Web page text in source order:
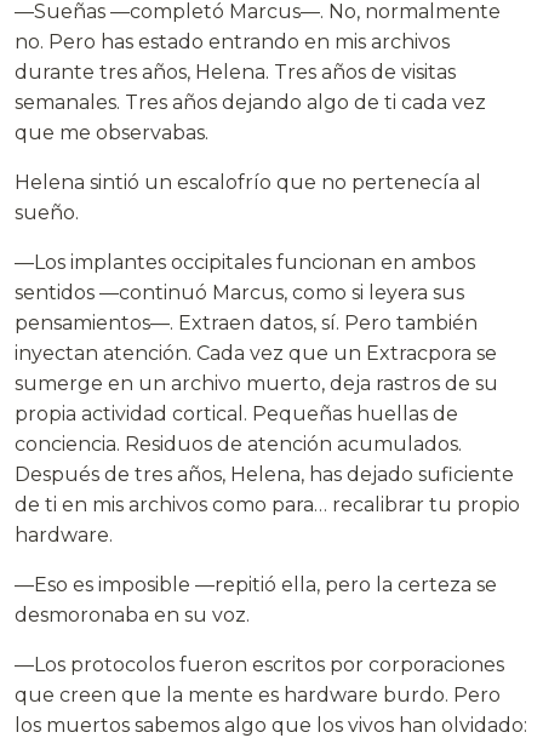
—Sueñas —completó Marcus—. No, normalmente
no. Pero has estado entrando en mis archivos
durante tres años, Helena. Tres años de visitas
semanales. Tres años dejando algo de ti cada vez
que me observabas.
Helena sintió un escalofrío que no pertenecía al
sueño.
—Los implantes occipitales funcionan en ambos
sentidos —continuó Marcus, como si leyera sus
pensamientos—. Extraen datos, sí. Pero también
inyectan atención. Cada vez que un Extracpora se
sumerge en un archivo muerto, deja rastros de su
propia actividad cortical. Pequeñas huellas de
conciencia. Residuos de atención acumulados.
Después de tres años, Helena, has dejado suficiente
de ti en mis archivos como para… recalibrar tu propio
hardware.
—Eso es imposible —repitió ella, pero la certeza se
desmoronaba en su voz.
—Los protocolos fueron escritos por corporaciones
que creen que la mente es hardware burdo. Pero
los muertos sabemos algo que los vivos han olvidado: